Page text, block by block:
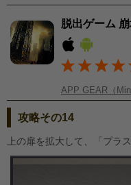
脱出ゲーム
APP GEAR（
攻略その14
上の扉を拡大して、「プラ